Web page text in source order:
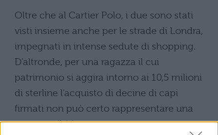
Oltre che al Cartier Polo, i due sono stati
visti insieme anche per le strade di Londra,
impegnati in intense sedute di shopping.
D’altronde, per una ragazza il cui
patrimonio si aggira intorno ai 10,5 milioni
di sterline l’acquisto di decine di capi
firmati non può certo rappresentare una
spesa proibitiva.